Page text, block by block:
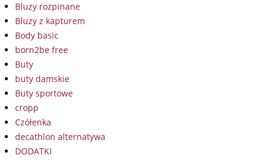
Bluzy rozpinane
Bluzy z kapturem
Body basic
born2be free
Buty
buty damskie
Buty sportowe
cropp
Czółenka
decathlon alternatywa
DODATKI